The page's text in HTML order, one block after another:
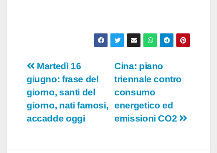
Navigazione
articoli
Cina: piano
triennale contro
consumo
energetico ed
emissioni CO2
Martedì 16
giugno: frase del
giorno, santi del
giorno, nati famosi,
accadde oggi